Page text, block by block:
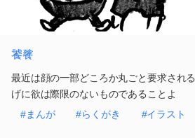
饕餮
最近は顔の一部どころか丸ごと要求される
げに欲は際限のないものであることよ
#まんが
#らくがき #イラスト